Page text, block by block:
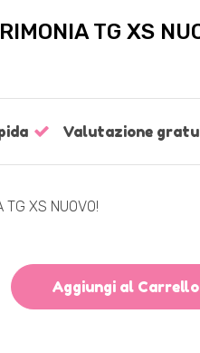
TG XS
Valutazione
TG XS NUOVO!
Aggiungi al Carrello